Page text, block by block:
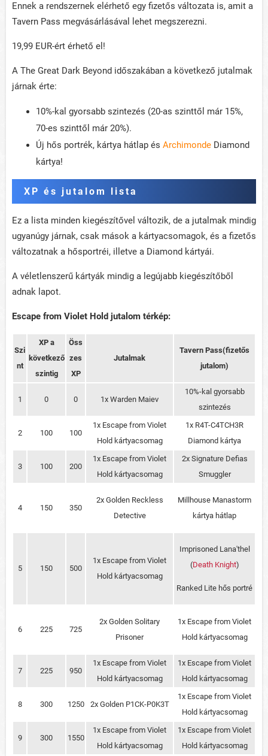
Ennek a rendszernek elérhető egy fizetős változata is, amit a
Tavern Pass megvásárlásával lehet megszerezni.
19,99 EUR-ért érhető el!
A The Great Dark Beyond időszakában a következő jutalmak
járnak érte:
10%-kal gyorsabb szintezés (20-as szinttől már 15%,
70-es szinttől már 20%).
Új hős portrék, kártya hátlap és Archimonde Diamond
kártya!
XP és jutalom lista
Ez a lista minden kiegészítővel változik, de a jutalmak mindig
ugyanúgy járnak, csak mások a kártyacsomagok, és a fizetős
változatnak a hősportréi, illetve a Diamond kártyái.
A véletlenszerű kártyák mindig a legújabb kiegészítőből
adnak lapot.
Escape from Violet Hold jutalom térkép:
Szi
nt
XP a
következő
szintig
Öss
zes
XP
Jutalmak
Tavern Pass(fizetős
jutalom)
1 0 0 1x Warden Maiev
10%-kal gyorsabb
szintezés
2 100 100
1x Escape from Violet
Hold kártyacsomag
1x R4T-C4TCH3R
Diamond kártya
3 100 200
1x Escape from Violet
Hold kártyacsomag
2x Signature Defias
Smuggler
4 150 350
2x Golden Reckless
Detective
Millhouse Manastorm
kártya hátlap
5 150 500
1x Escape from Violet
Hold kártyacsomag
Imprisoned Lana'thel
(Death Knight)
Ranked Lite hős portré
6 225 725
2x Golden Solitary
Prisoner
1x Escape from Violet
Hold kártyacsomag
7 225 950
1x Escape from Violet
Hold kártyacsomag
1x Escape from Violet
Hold kártyacsomag
8 300 1250 2x Golden P1CK-P0K3T
1x Escape from Violet
Hold kártyacsomag
9 300 1550
1x Escape from Violet
Hold kártyacsomag
1x Escape from Violet
Hold kártyacsomag